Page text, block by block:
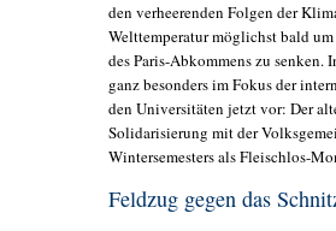
den verheerenden Folgen der
Welttemperatur möglichst bald
des Paris-Abkommens zu
ganz besonders im Fokus der
den Universitäten jetzt vor: Der
Solidarisierung mit der
Wintersemesters als Fleischlos-
Feldzug gegen das